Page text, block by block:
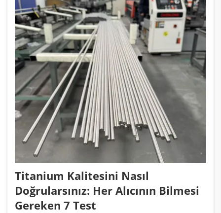
Titanium Kalitesini Nasıl
Doğrularsınız: Her Alıcının Bilmesi
Gereken 7 Test